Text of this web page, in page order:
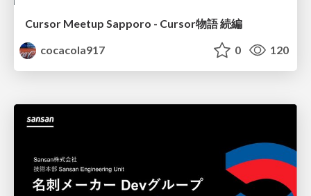
Cursor Meetup Sapporo - Cursor物語 続編
cocacola917
0 120